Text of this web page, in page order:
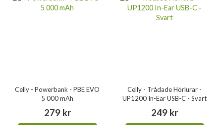
Celly - Powerbank - PBE EVO
5 000 mAh
279 kr
Celly - Trådade Hörlurar -
UP1200 In-Ear USB-C - Svart
249 kr